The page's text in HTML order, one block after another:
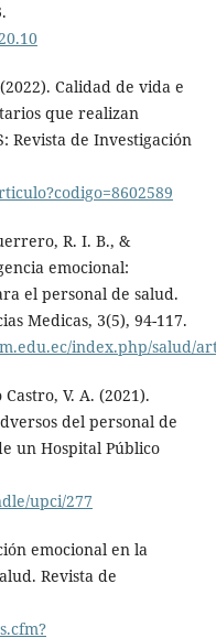
Calidad de vida e
que realizan
Revista de Investigación
R. I. B., &
emocional:
el personal de salud.
Medicas, 3(5), 94-117.
index.php/salud/
V. A. (2021).
del personal de
un Hospital Público
upci/277
emocional en la
Revista de